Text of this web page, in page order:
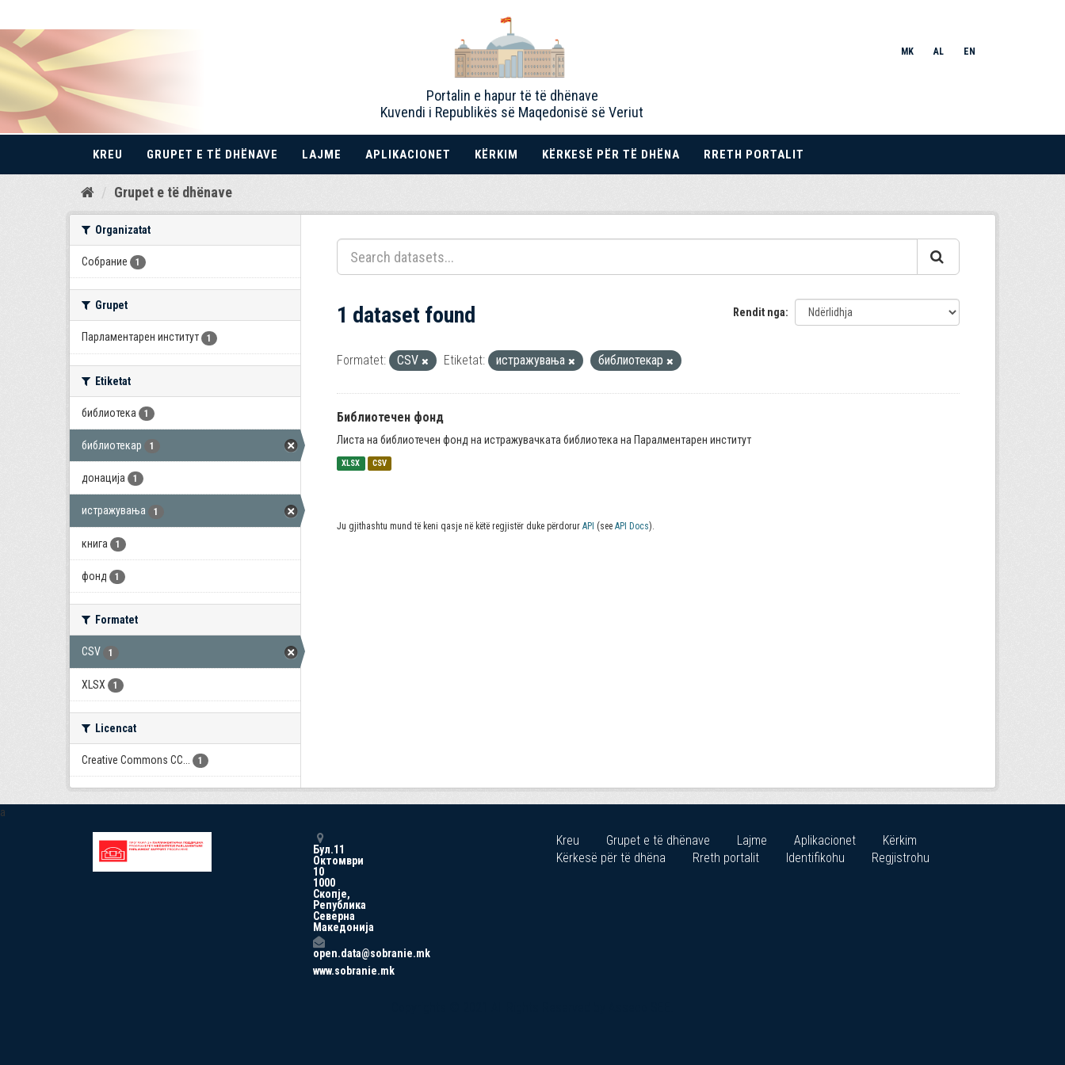
Kalo
Portalin e hapur të të dhënave
Kuvendi i Republikës së Maqedonisë së Veriut
MK AL EN
KREU GRUPET E TË DHËNAVE LAJME APLIKACIONET KËRKIM KËRKESË PËR TË DHËNA RRETH PORTALIT
Grupet e të dhënave
Organizatat
Собрание 1
Grupet
Парламентарен институт 1
Etiketat
библиотека 1
библиотекар 1
донација 1
истражувања 1
книга 1
фонд 1
Formatet
CSV 1
XLSX 1
Licencat
Creative Commons CC... 1
Rendit nga
1 dataset found
Formatet: CSV Etiketat: истражувања библиотекар
Библиотечен фонд
Листа на библиотечен фонд на истражувачката библиотека на Паралментарен институт
XLSX CSV
Ju gjithashtu mund të keni qasje në këtë regjistër duke përdorur API (see API Docs).
a
Бул.11
Октомври
10
1000
Скопје,
Република
Северна
Македонија
open.data@sobranie.mk
www.sobranie.mk
Kreu Grupet e të dhënave Lajme Aplikacionet
Kërkim
Kërkesë për të dhëna
Rreth portalit Identifikohu Regjistrohu